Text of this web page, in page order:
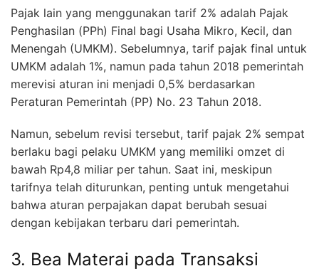
Pajak lain yang menggunakan tarif 2% adalah Pajak
Penghasilan (PPh) Final bagi Usaha Mikro, Kecil, dan
Menengah (UMKM). Sebelumnya, tarif pajak final untuk
UMKM adalah 1%, namun pada tahun 2018 pemerintah
merevisi aturan ini menjadi 0,5% berdasarkan
Peraturan Pemerintah (PP) No. 23 Tahun 2018.
Namun, sebelum revisi tersebut, tarif pajak 2% sempat
berlaku bagi pelaku UMKM yang memiliki omzet di
bawah Rp4,8 miliar per tahun. Saat ini, meskipun
tarifnya telah diturunkan, penting untuk mengetahui
bahwa aturan perpajakan dapat berubah sesuai
dengan kebijakan terbaru dari pemerintah.
3. Bea Materai pada Transaksi